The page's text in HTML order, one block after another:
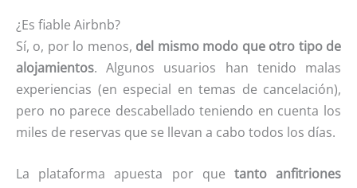
¿Es fiable Airbnb?
Sí, o, por lo menos, del mismo modo que otro tipo de
alojamientos. Algunos usuarios han tenido malas
experiencias (en especial en temas de cancelación),
pero no parece descabellado teniendo en cuenta los
miles de reservas que se llevan a cabo todos los días.
La plataforma apuesta por que tanto anfitriones